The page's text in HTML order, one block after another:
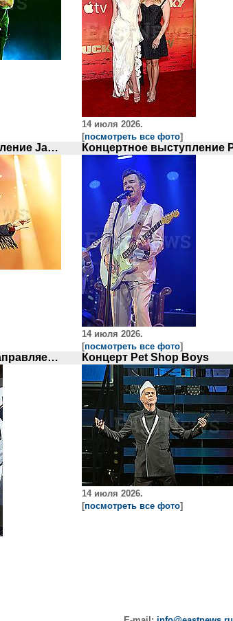
14 июля 2026.
[посмотреть все фото]
Концертное выступление Jamiroquai
14 июля 2026.
[посмотреть все фото]
Ханна Уоддингем направляется на съемки телешоу Концерт Pet Shop Boys
14 июля 2026.
[посмотреть все фото]